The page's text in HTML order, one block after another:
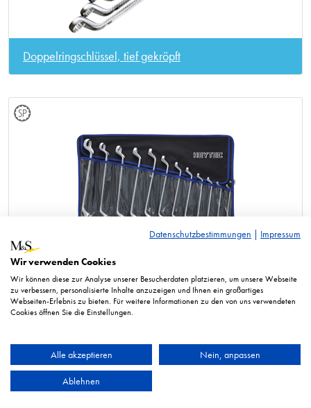
Doppelringschlüssel, tief gekröpft
Doppelringschlüssel, tief gekröpft
Datenschutzbestimmungen | Impressum
Wir verwenden Cookies
Wir können diese zur Analyse unserer Besucherdaten platzieren, um unsere Webseite
zu verbessern, personalisierte Inhalte anzuzeigen und Ihnen ein großartiges
Webseiten-Erlebnis zu bieten. Für weitere Informationen zu den von uns verwendeten
Cookies öffnen Sie die Einstellungen.
Alle akzeptieren Nein, anpassen
Ablehnen